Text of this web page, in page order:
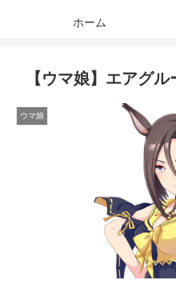
ホーム
【ウマ娘】エアグ
ウマ娘